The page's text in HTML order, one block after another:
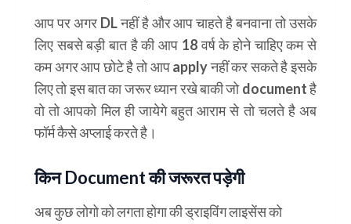
आप पर अगर DL नहीं है और आप चाहते है बनवाना तो उसके
लिए सबसे बड़ी बात है की आप 18 वर्ष के होने चाहिए कम से
कम अगर आप छोटे है तो आप apply नहीं कर सकते है इसके
लिए तो इस बात का जरूर ध्यान रखे बाकी जो document है
वो तो आपको मिल ही जायेगे बहुत आराम से तो चलते है अब
फॉर्म कैसे अप्लाई करते है।
किन Document की जरूरत पड़ेगी
अब कुछ लोगो को लगता होगा की ड्राइविंग लाइसेंस को